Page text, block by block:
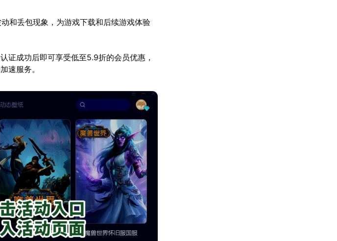
和丢包现象，为游戏下载和后续游戏体验
证成功后即可享受低至5.9折的会员优惠，
速服务。